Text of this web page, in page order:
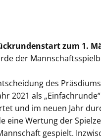
zum 1.
der
des
2021 als
und im neuen Jahr
eine Wertung der
gespielt.